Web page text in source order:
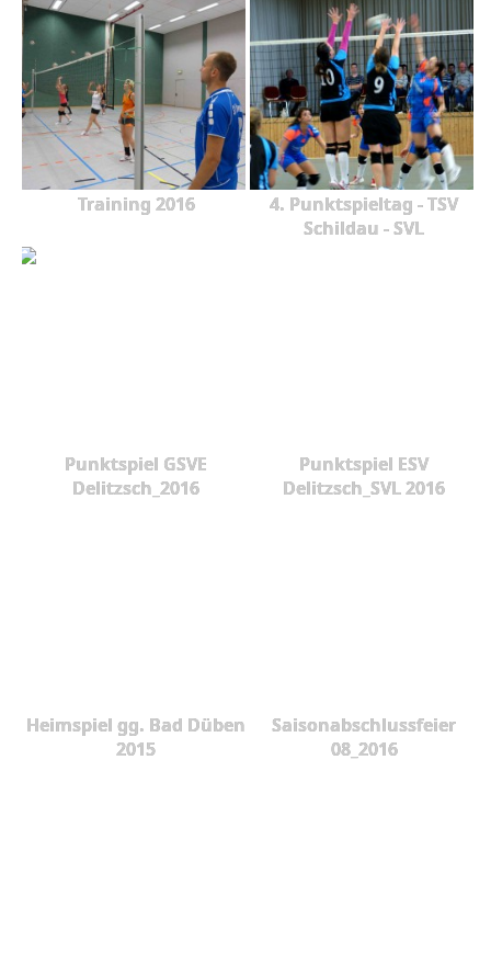
Training 2016
4. Punktspieltag - TSV
Schildau - SVL
Punktspiel GSVE
Delitzsch_2016
Punktspiel ESV
Delitzsch_SVL 2016
Heimspiel gg. Bad Düben
2015
Saisonabschlussfeier
08_2016